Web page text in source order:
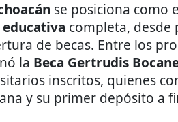
se posiciona como
completa, desde
de becas. Entre los
la Beca Gertrudis
inscritos, quienes
y su primer depósito a